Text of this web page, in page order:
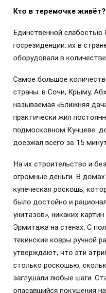
Кто в теремочке живёт?
Единственной слабостью
госрезиденции: их в
оборудовали в
Самое большое
страны: в Сочи, Крыму,
называемая «Ближняя
практически жил
подмосковном Кунцеве:
доезжал всего за 15
На их строительство и
огромные деньги. В домах
купеческая роскошь,
было достойно и
унитазов», никаких
Эрмитажа на стенах. С
текинские ковры ручной
утверждают, что эти
столько роскошью,
заглушали любые шаги.
опасавшийся покушения